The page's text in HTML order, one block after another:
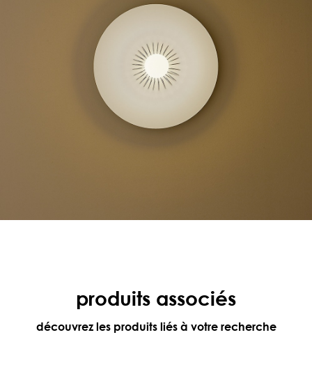
produits associés
découvrez les produits liés à votre recherche